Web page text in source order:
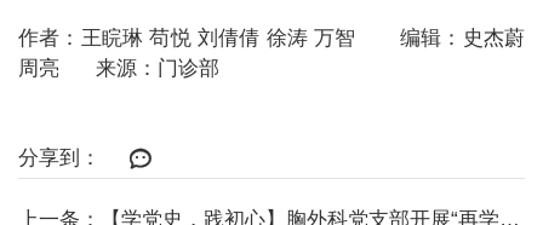
作者：王睆琳 苟悦 刘倩倩 徐涛 万智 编辑：史杰蔚
周亮 来源：门诊部
分享到：
上一条：【学党史，践初心】胸外科党支部开展“再学白求恩精神”主题教育暨支部...